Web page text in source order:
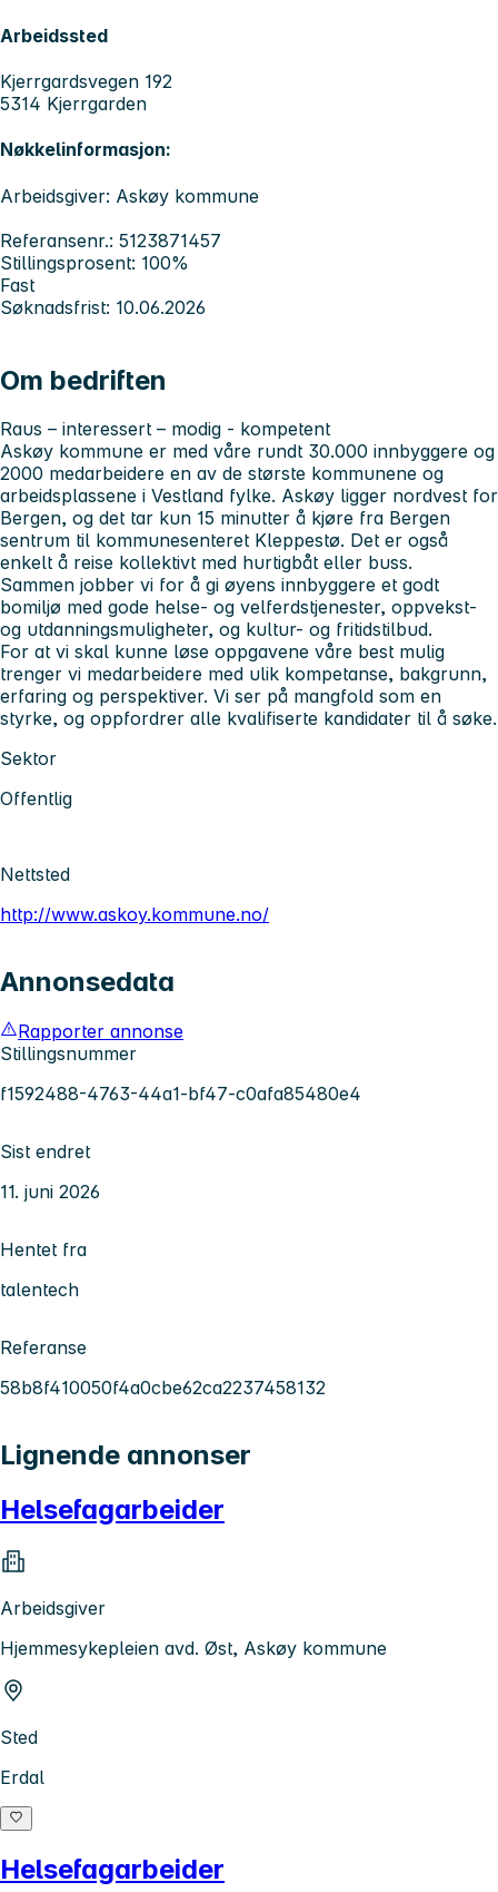
Arbeidssted
Kjerrgardsvegen 192
5314 Kjerrgarden
Nøkkelinformasjon:
Arbeidsgiver: Askøy kommune
Referansenr.: 5123871457
Stillingsprosent: 100%
Fast
Søknadsfrist: 10.06.2026
Om bedriften
Raus – interessert – modig - kompetent
Askøy kommune er med våre rundt 30.000 innbyggere og
2000 medarbeidere en av de største kommunene og
arbeidsplassene i Vestland fylke. Askøy ligger nordvest for
Bergen, og det tar kun 15 minutter å kjøre fra Bergen
sentrum til kommunesenteret Kleppestø. Det er også
enkelt å reise kollektivt med hurtigbåt eller buss.
Sammen jobber vi for å gi øyens innbyggere et godt
bomiljø med gode helse- og velferdstjenester, oppvekst-
og utdanningsmuligheter, og kultur- og fritidstilbud.
For at vi skal kunne løse oppgavene våre best mulig
trenger vi medarbeidere med ulik kompetanse, bakgrunn,
erfaring og perspektiver. Vi ser på mangfold som en
styrke, og oppfordrer alle kvalifiserte kandidater til å søke.
Sektor
Offentlig
Nettsted
http://www.askoy.kommune.no/
Annonsedata
Rapporter annonse
Stillingsnummer
f1592488-4763-44a1-bf47-c0afa85480e4
Sist endret
11. juni 2026
Hentet fra
talentech
Referanse
58b8f410050f4a0cbe62ca2237458132
Lignende annonser
Helsefagarbeider
Arbeidsgiver
Hjemmesykepleien avd. Øst, Askøy kommune
Sted
Erdal
Helsefagarbeider